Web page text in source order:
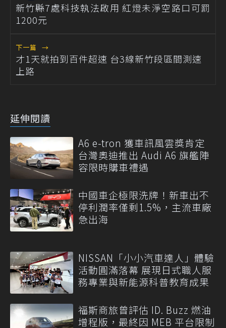
新竹縣7處科技執法啟用 紅燈未淨空路口可罰
1200元
下一篇 →
才1天就拍到百件超速 台3線新竹段區間測速
上路
延伸閱讀
A6 e-tron 獲車訊風雲獎肯定
台灣奧迪推出 Audi A6 旗艦陣
容限時購車禮遇
中國車企極限洗牌！新車出不
停利潤率僅剩1.5%，主流車廠
急出海
NISSAN「小小汽車達人」體驗
活動圓滿落幕 展現日式職人服
務專業與新能源科普教育成果
福斯商旅曾評估 ID. Buzz 燃油
增程版，最終因 MEB 平台限制